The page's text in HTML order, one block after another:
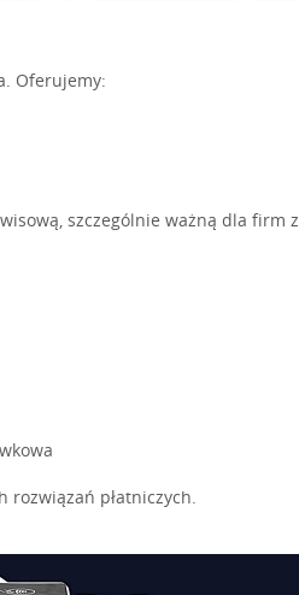
Oferujemy:
szczególnie ważną dla firm z
rozwiązań płatniczych.